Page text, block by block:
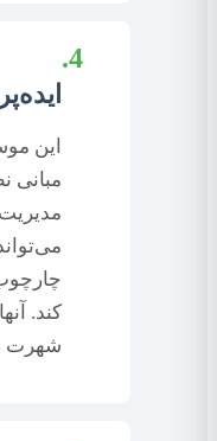
4.
این
مبانی
کند.
شهرت